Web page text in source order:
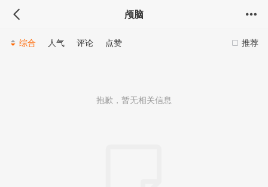
颅脑
推荐
综合 人气 评论 点赞
抱歉，暂无相关信息